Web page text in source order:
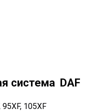
система DAF
105XF